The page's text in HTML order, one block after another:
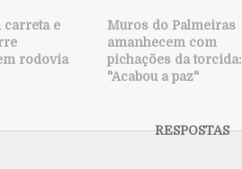
carreta e
rodovia
Muros do Palmeiras
amanhecem com
pichações da torcida:
"Acabou a paz"